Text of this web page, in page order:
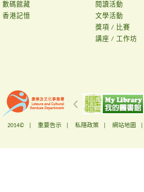
數碼館藏
香港記憶
閱讀活動
文學活動
獎項 / 比賽
講座 / 工作坊
2014© | 重要告示 私隱政策 網站地圖